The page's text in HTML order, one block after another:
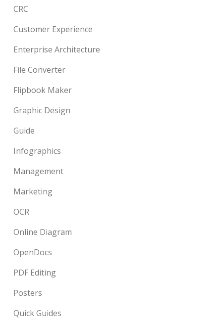
CRC
Customer Experience
Enterprise Architecture
File Converter
Flipbook Maker
Graphic Design
Guide
Infographics
Management
Marketing
OCR
Online Diagram
OpenDocs
PDF Editing
Posters
Quick Guides